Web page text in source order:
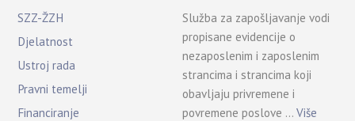
SZZ-ŽZH
Djelatnost
Ustroj rada
Pravni temelji
Financiranje
Služba za zapošljavanje vodi
propisane evidencije o
nezaposlenim i zaposlenim
strancima i strancima koji
obavljaju privremene i
povremene poslove …Više